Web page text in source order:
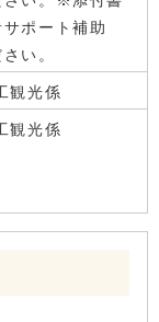
ポート補助
い。
観光係
観光係